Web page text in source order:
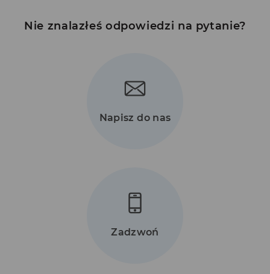
Nie znalazłeś odpowiedzi na pytanie?
Napisz do nas
Zadzwoń